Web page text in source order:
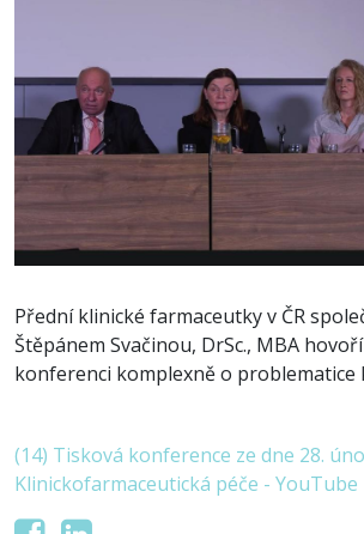
Přední klinické farmaceutky v ČR
Štěpánem Svačinou, DrSc., MBA
konferenci komplexně o problematice
(14) Tisková konference ze dne 28.
Klinickofarmaceutická péče - YouTube